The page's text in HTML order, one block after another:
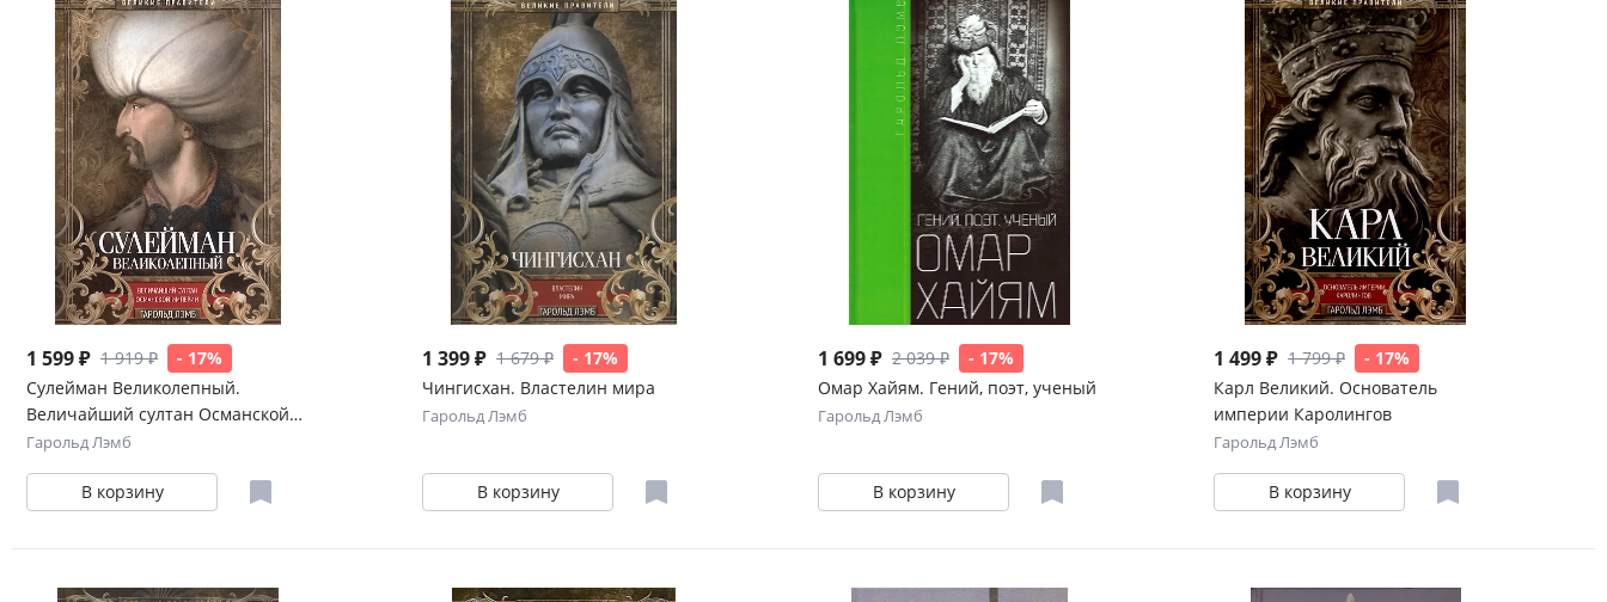
1 599 ₽ 1 919 ₽
- 17%
Сулейман Великолепный.
Величайший султан Османской
империи
Гарольд Лэмб
В корзину
1 399 ₽ 1 679 ₽
- 17%
Чингисхан. Властелин мира
Гарольд Лэмб
В корзину
1 699 ₽ 2 039 ₽
- 17%
Омар Хайям. Гений, поэт, ученый
Гарольд Лэмб
В корзину
1 499 ₽ 1 799 ₽
- 17%
Карл Великий. Основатель
империи Каролингов
Гарольд Лэмб
В корзину